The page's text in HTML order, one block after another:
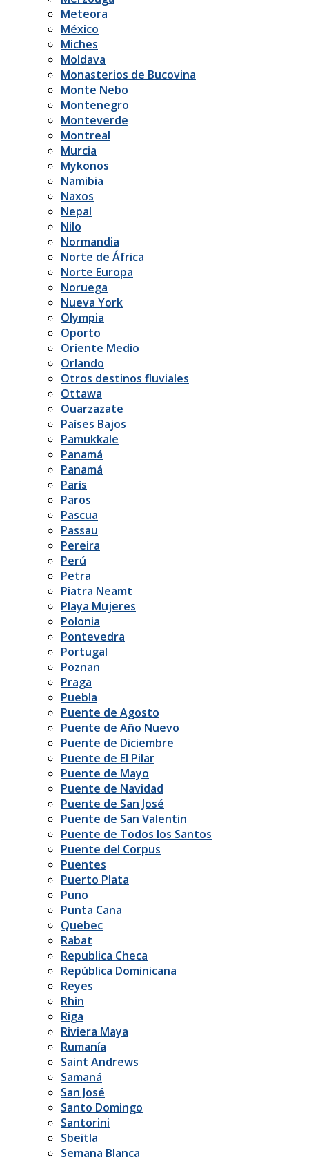
Meteora
México
Miches
Moldava
Monasterios de Bucovina
Monte Nebo
Montenegro
Monteverde
Montreal
Murcia
Mykonos
Namibia
Naxos
Nepal
Nilo
Normandia
Norte de África
Norte Europa
Noruega
Nueva York
Olympia
Oporto
Oriente Medio
Orlando
Otros destinos fluviales
Ottawa
Ouarzazate
Países Bajos
Pamukkale
Panamá
Panamá
París
Paros
Pascua
Passau
Pereira
Perú
Petra
Piatra Neamt
Playa Mujeres
Polonia
Pontevedra
Portugal
Poznan
Praga
Puebla
Puente de Agosto
Puente de Año Nuevo
Puente de Diciembre
Puente de El Pilar
Puente de Mayo
Puente de Navidad
Puente de San José
Puente de San Valentin
Puente de Todos los Santos
Puente del Corpus
Puentes
Puerto Plata
Puno
Punta Cana
Quebec
Rabat
Republica Checa
República Dominicana
Reyes
Rhin
Riga
Riviera Maya
Rumanía
Saint Andrews
Samaná
San José
Santo Domingo
Santorini
Sbeitla
Semana Blanca